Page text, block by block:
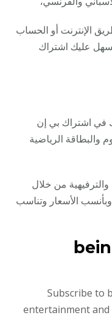
الإنترنت أو الحساب
عليك اشتراك
في اشتراك بي إن
والبطاقة الرياضية
من خلال
وبأنسب الأسعار وتناسب
Subscribe to
entertainment and